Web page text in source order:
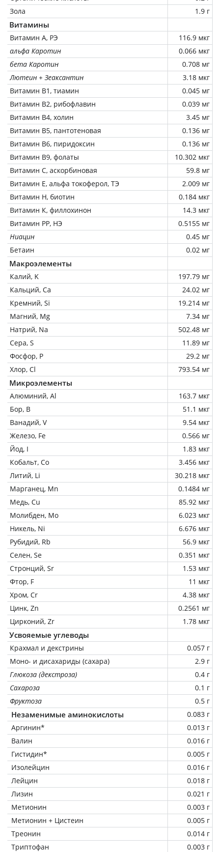
Зола
1.9 г
Витамины
Витамин А, РЭ
116.9 мкг
альфа Каротин
0.066 мкг
бета Каротин
0.708 мг
Лютеин + Зеаксантин
3.18 мкг
Витамин В1, тиамин
0.045 мг
Витамин В2, рибофлавин
0.039 мг
Витамин В4, холин
3.45 мг
Витамин В5, пантотеновая
0.136 мг
Витамин В6, пиридоксин
0.136 мг
Витамин В9, фолаты
10.302 мкг
Витамин C, аскорбиновая
59.8 мг
Витамин Е, альфа токоферол, ТЭ
2.009 мг
Витамин Н, биотин
0.184 мкг
Витамин К, филлохинон
14.3 мкг
Витамин РР, НЭ
0.5155 мг
Ниацин
0.45 мг
Бетаин
0.02 мг
Макроэлементы
Калий, K
197.79 мг
Кальций, Ca
24.02 мг
Кремний, Si
19.214 мг
Магний, Mg
7.34 мг
Натрий, Na
502.48 мг
Сера, S
11.89 мг
Фосфор, P
29.2 мг
Хлор, Cl
793.54 мг
Микроэлементы
Алюминий, Al
163.7 мкг
Бор, B
51.1 мкг
Ванадий, V
9.54 мкг
Железо, Fe
0.566 мг
Йод, I
1.83 мкг
Кобальт, Co
3.456 мкг
Литий, Li
30.218 мкг
Марганец, Mn
0.1484 мг
Медь, Cu
85.92 мкг
Молибден, Mo
6.023 мкг
Никель, Ni
6.676 мкг
Рубидий, Rb
56.9 мкг
Селен, Se
0.351 мкг
Стронций, Sr
1.53 мкг
Фтор, F
11 мкг
Хром, Cr
4.38 мкг
Цинк, Zn
0.2561 мг
Цирконий, Zr
1.78 мкг
Усвояемые углеводы
Крахмал и декстрины
0.057 г
Моно- и дисахариды (сахара)
2.9 г
Глюкоза (декстроза)
0.4 г
Сахароза
0.1 г
Фруктоза
0.5 г
Незаменимые аминокислоты
0.083 г
Аргинин*
0.013 г
Валин
0.016 г
Гистидин*
0.005 г
Изолейцин
0.016 г
Лейцин
0.018 г
Лизин
0.021 г
Метионин
0.003 г
Метионин + Цистеин
0.005 г
Треонин
0.014 г
Триптофан
0.003 г